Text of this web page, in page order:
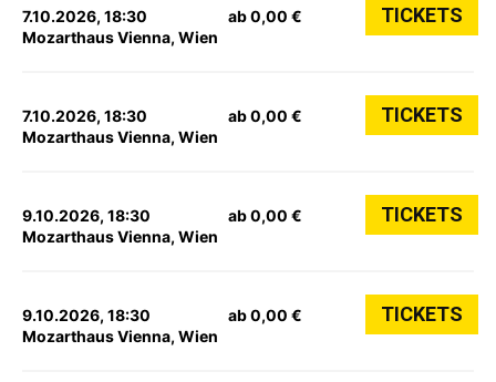
7.10.2026, 18:30
Mozarthaus Vienna, Wien
ab 0,00 € TICKETS
7.10.2026, 18:30
Mozarthaus Vienna, Wien
ab 0,00 € TICKETS
9.10.2026, 18:30
Mozarthaus Vienna, Wien
ab 0,00 € TICKETS
9.10.2026, 18:30
Mozarthaus Vienna, Wien
ab 0,00 € TICKETS